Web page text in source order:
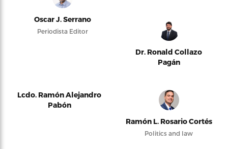
Oscar J. Serrano
Periodista Editor
Dr. Ronald Collazo
Pagán
Lcdo. Ramón Alejandro
Pabón
Ramón L. Rosario Cortés
Politics and law